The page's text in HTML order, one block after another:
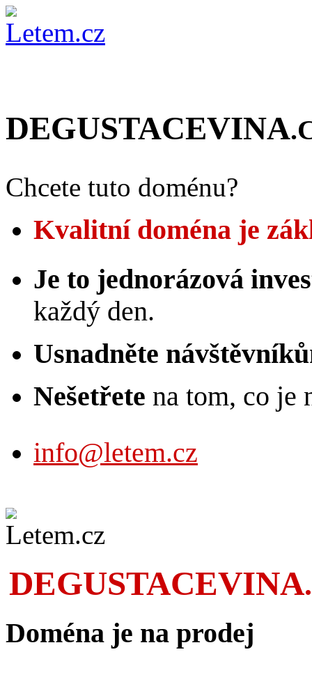
DEGUSTACEVINA
Chcete tuto doménu?
Kvalitní doména je
Je to jednorázová
každý den.
Usnadněte
Nešetřete na tom, co je
info@letem.cz
DEGUSTACEVINA
Doména je na prodej